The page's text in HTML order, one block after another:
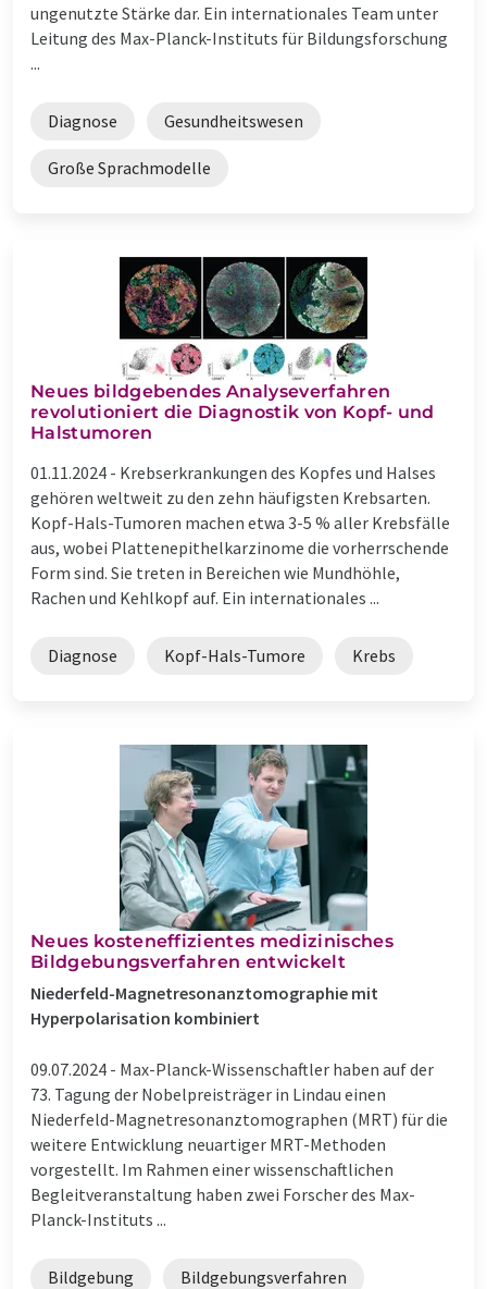
ungenutzte Stärke dar. Ein internationales Team unter
Leitung des Max-Planck-Instituts für Bildungsforschung
...
Diagnose Gesundheitswesen
Große Sprachmodelle
Neues bildgebendes Analyseverfahren
revolutioniert die Diagnostik von Kopf- und
Halstumoren
01.11.2024 - Krebserkrankungen des Kopfes und Halses
gehören weltweit zu den zehn häufigsten Krebsarten.
Kopf-Hals-Tumoren machen etwa 3-5 % aller Krebsfälle
aus, wobei Plattenepithelkarzinome die vorherrschende
Form sind. Sie treten in Bereichen wie Mundhöhle,
Rachen und Kehlkopf auf. Ein internationales ...
Diagnose Kopf-Hals-Tumore Krebs
Neues kosteneffizientes medizinisches
Bildgebungsverfahren entwickelt
Niederfeld-Magnetresonanztomographie mit
Hyperpolarisation kombiniert
09.07.2024 - Max-Planck-Wissenschaftler haben auf der
73. Tagung der Nobelpreisträger in Lindau einen
Niederfeld-Magnetresonanztomographen (MRT) für die
weitere Entwicklung neuartiger MRT-Methoden
vorgestellt. Im Rahmen einer wissenschaftlichen
Begleitveranstaltung haben zwei Forscher des Max-
Planck-Instituts ...
Bildgebung Bildgebungsverfahren